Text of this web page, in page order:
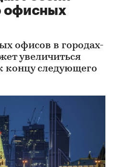
офисных
офисов в городах-
увеличиться
концу следующего